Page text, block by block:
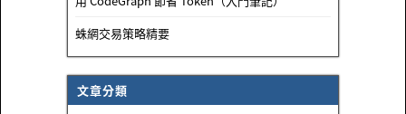
蛛網交易策略精要
文章分類